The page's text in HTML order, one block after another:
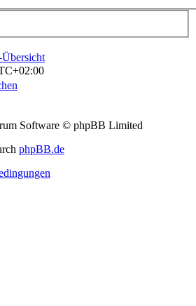
Software © phpBB Limited
phpBB.de